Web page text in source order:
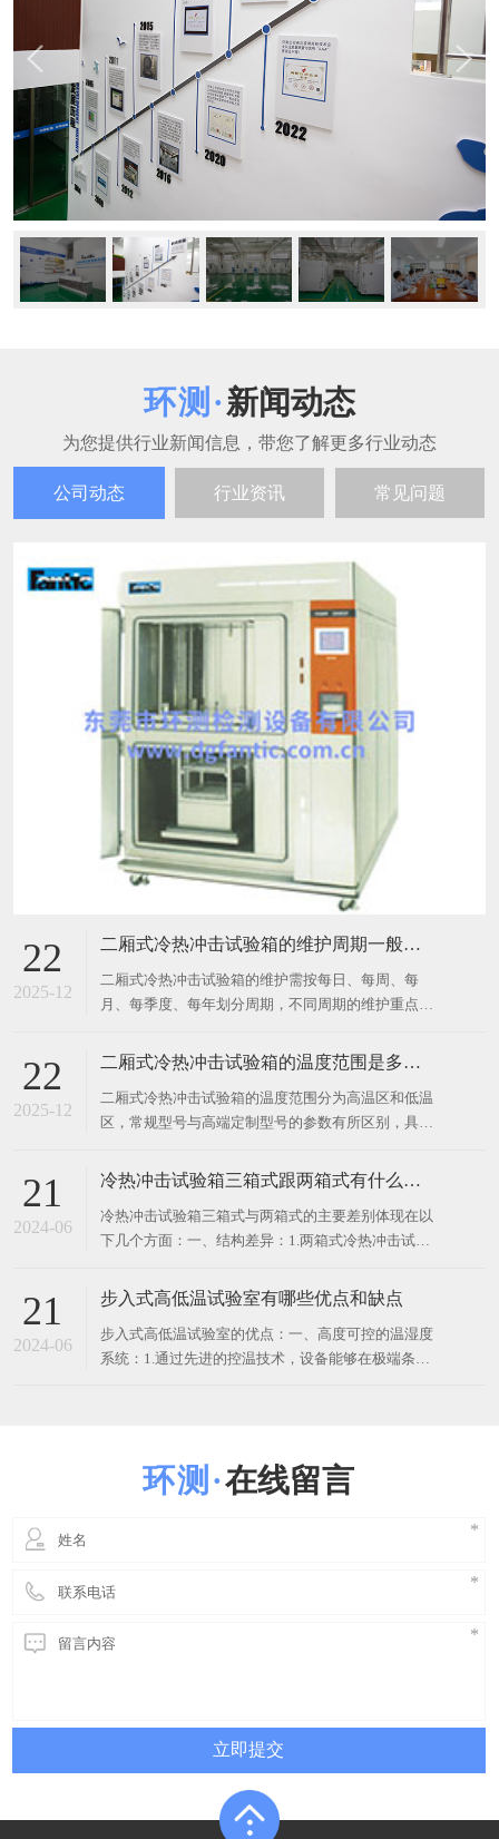
新闻动态
公司动态 行业资讯 常见问题
二厢式冷热冲击试验箱的维护需按每日、每周、每
月、每季度、每年划分周期，不同周期的维护重点不
同，以此保障设备精度和使用寿命，具体如下： 每日
能； 检查冷凝水排水孔是否通畅，避免积水腐蚀内
胆； 记录试验过程中的温度曲线和设备运行状态，及
时发现异
二厢式冷热冲击试验箱的温度范围分为高温区和低温
区，常规型号与高端定制型号的参数有所区别，具体
如下： 常规标准型号 高温区：+60℃～+200℃，主流
应用场景下常用温度区间为 +80℃～+150℃，依靠镍
铬加热管 + 强制风循环实现快速升温。 低温
区：-10℃～-70℃，最常用的区间是 -4
21
2024-06
冷热冲击试验箱三箱式跟两箱式有什么差别？
​冷热冲击试验箱三箱式与两箱式的主要差别体现在以
下几个方面：一、结构差异：1.两箱式冷热冲击试验
品通过一个移动的挡板或篮子在两个箱体之间迅速转
移，以模拟温度的急剧变化。2.三箱式冷热冲击试验
机则包含三个独立的箱体：高温区、低温区和测试
区。高温区和低温区分
21
2024-06
步入式高低温试验室有哪些优点和缺点
​步入式高低温试验室的优点：一、高度可控的温湿度
系统：1.通过先进的控温技术，设备能够在极端条件
实验环境。2.这种高度可控性使得实验数据更加可
靠，为产品研发提供了有力支持。二、广泛适用于多
行业实验需求：1.不同于传统的单一行业应用，这种
试验室可以覆盖电子在线留言
东莞市环测检测设备有限公司 版权所有